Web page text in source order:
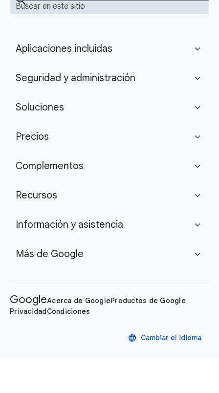
Buscar en este sitio
Aplicaciones incluidas expand_more
Seguridad y administración expand_more
Soluciones expand_more
Precios expand_more
Complementos expand_more
Recursos expand_more
Información y asistencia expand_more
Más de Google expand_more
GoogleAcerca de GoogleProductos de Google
PrivacidadCondiciones
language Cambiar el idioma